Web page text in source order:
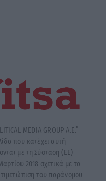
MEDIA GROUP A.E.”
που κατέχει αυτή
με τη Σύσταση (ΕΕ)
2018 σχετικά με τα
του παράνομου